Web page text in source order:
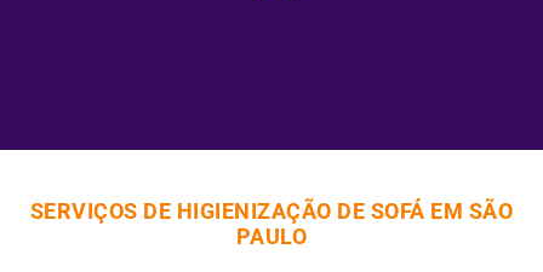
SERVIÇOS DE HIGIENIZAÇÃO DE SOFÁ EM SÃO
PAULO